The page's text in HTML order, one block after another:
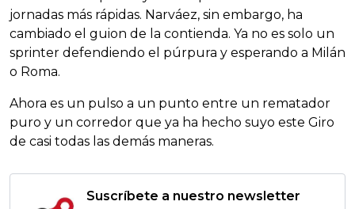
jornadas más rápidas. Narváez, sin embargo, ha
cambiado el guion de la contienda. Ya no es solo un
sprinter defendiendo el púrpura y esperando a Milán
o Roma.
Ahora es un pulso a un punto entre un rematador
puro y un corredor que ya ha hecho suyo este Giro
de casi todas las demás maneras.
Suscríbete a nuestro newsletter